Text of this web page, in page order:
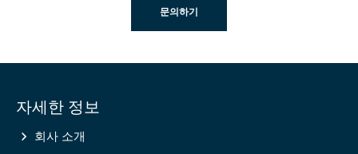
문의하기
information
자세한 정보
회사 소개